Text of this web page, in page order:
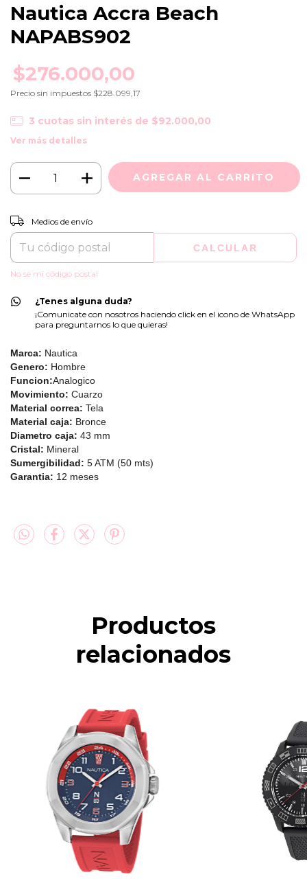
Nautica Accra Beach
NAPABS902
$276.000,00
Precio sin impuestos $228.099,17
3 cuotas sin interés de $92.000,00
Ver más detalles
Entregas para el CP:
Medios de envío
CALCULAR
No sé mi código postal
¿Tenes alguna duda?
¡Comunicate con nosotros haciendo click en el icono de WhatsApp
para preguntarnos lo que quieras!
Marca: Nautica
Genero: Hombre
Funcion:Analogico
Movimiento: Cuarzo
Material correa: Tela
Material caja: Bronce
Diametro caja: 43 mm
Cristal: Mineral
Sumergibilidad: 5 ATM (50 mts)
Garantia: 12 meses
Productos
relacionados